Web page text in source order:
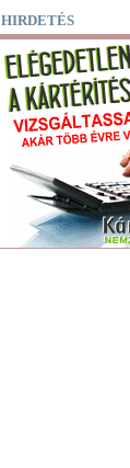
HIRDETÉS